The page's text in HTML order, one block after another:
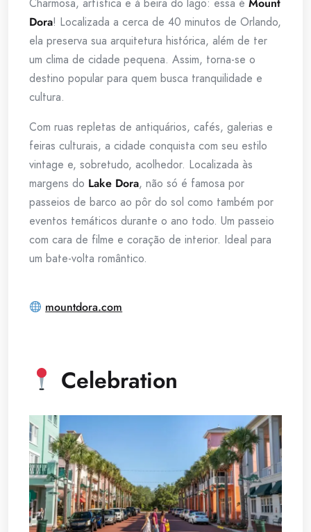
Charmosa, artística e à beira do lago: essa é Mount
Dora! Localizada a cerca de 40 minutos de Orlando,
ela preserva sua arquitetura histórica, além de ter
um clima de cidade pequena. Assim, torna-se o
destino popular para quem busca tranquilidade e
cultura.
Com ruas repletas de antiquários, cafés, galerias e
feiras culturais, a cidade conquista com seu estilo
vintage e, sobretudo, acolhedor. Localizada às
margens do Lake Dora, não só é famosa por
passeios de barco ao pôr do sol como também por
eventos temáticos durante o ano todo. Um passeio
com cara de filme e coração de interior. Ideal para
um bate-volta romântico.
mountdora.com
Celebration